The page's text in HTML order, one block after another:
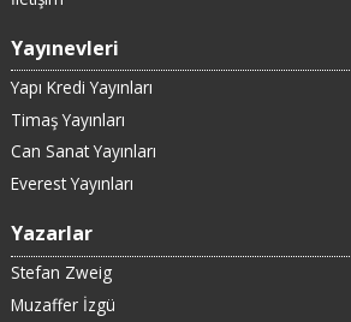
Yayınevleri
Yapı Kredi Yayınları
Timaş Yayınları
Can Sanat Yayınları
Everest Yayınları
Yazarlar
Stefan Zweig
Muzaffer İzgü